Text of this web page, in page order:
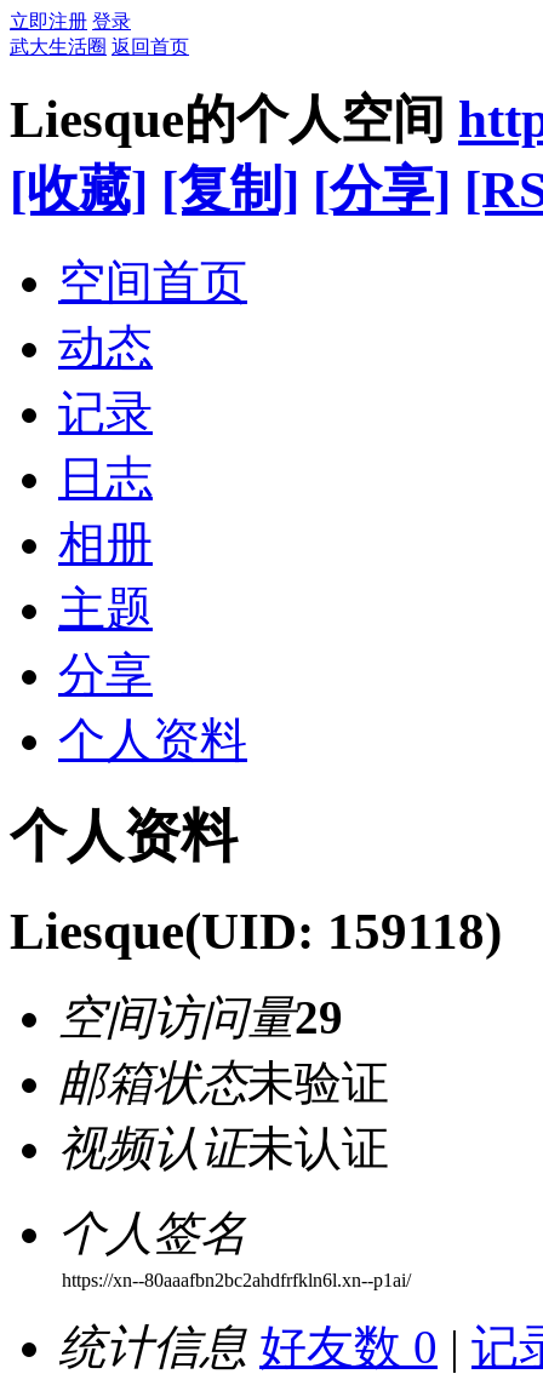
立即注册 登录
武大生活圈 返回首页
Liesque的个人空间
[收藏] [复制] [分享]
空间首页
动态
记录
日志
相册
主题
分享
个人资料
个人资料
Liesque(UID: 159118)
空间访问量29
邮箱状态未验证
视频认证未认证
个人签名
https://xn--80aaafbn2bc2ahdfrfkln6l.xn--p1ai/
统计信息 好友数 0 | 记